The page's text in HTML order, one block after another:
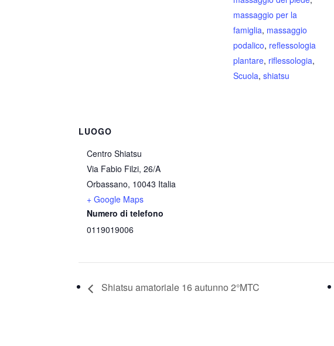
massaggio per la
famiglia, massaggio
podalico, reflessologia
plantare, riflessologia,
Scuola,shiatsu
LUOGO
Centro Shiatsu
Via Fabio Filzi, 26/A
Orbassano, 10043 Italia
+ Google Maps
Numero di telefono
0119019006
Shiatsu amatoriale 16 autunno 2°MTC